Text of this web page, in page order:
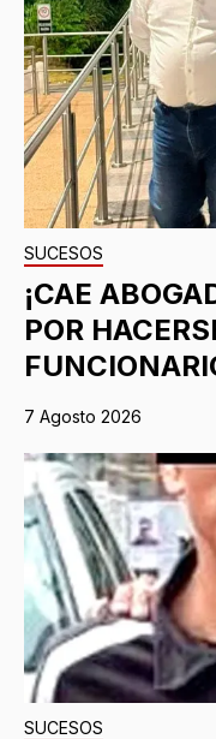
SUCESOS
¡CAE
POR
7 Agosto 2026
SUCESOS